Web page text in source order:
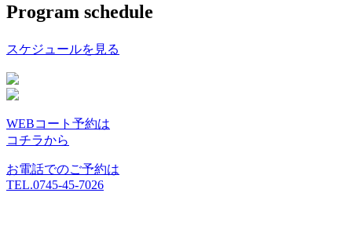
Program schedule
スケジュールを見る
WEBコート予約は
コチラから
お電話でのご予約は
TEL.0745-45-7026